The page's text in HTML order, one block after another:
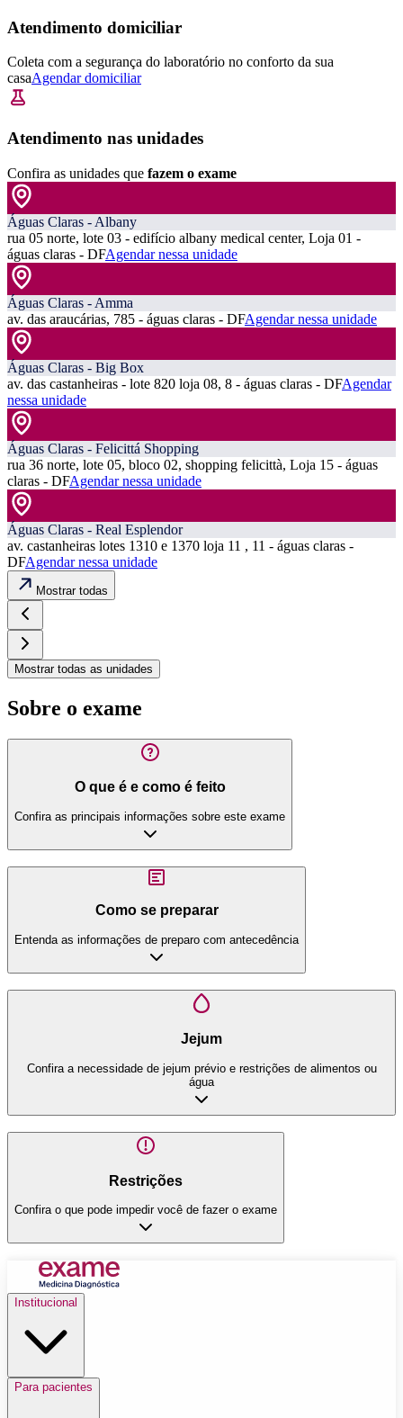
Atendimento domiciliar
Coleta com a segurança do laboratório no conforto da sua
casaAgendar domiciliar
Atendimento nas unidades
Confira as unidades que fazem o exame
Águas Claras - Albany
rua 05 norte, lote 03 - edifício albany medical center, Loja 01 -
águas claras - DFAgendar nessa unidade
Águas Claras - Amma
av. das araucárias, 785 - águas claras - DFAgendar nessa unidade
Águas Claras - Big Box
av. das castanheiras - lote 820 loja 08, 8 - águas claras - DFAgendar
nessa unidade
Águas Claras - Felicittá Shopping
rua 36 norte, lote 05, bloco 02, shopping felicittà, Loja 15 - águas
claras - DFAgendar nessa unidade
Águas Claras - Real Esplendor
av. castanheiras lotes 1310 e 1370 loja 11 , 11 - águas claras -
DFAgendar nessa unidade
Mostrar todas
Mostrar todas as unidades
Sobre o exame
O que é e como é feito
Confira as principais informações sobre este exame
Como se preparar
Entenda as informações de preparo com antecedência
Jejum
Confira a necessidade de jejum prévio e restrições de alimentos ou
água
Restrições
Confira o que pode impedir você de fazer o exame
Institucional
Para pacientes